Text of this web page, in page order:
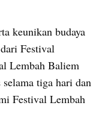
keunikan budaya
Festival
Lembah Baliem
tiga hari dan
Festival Lembah